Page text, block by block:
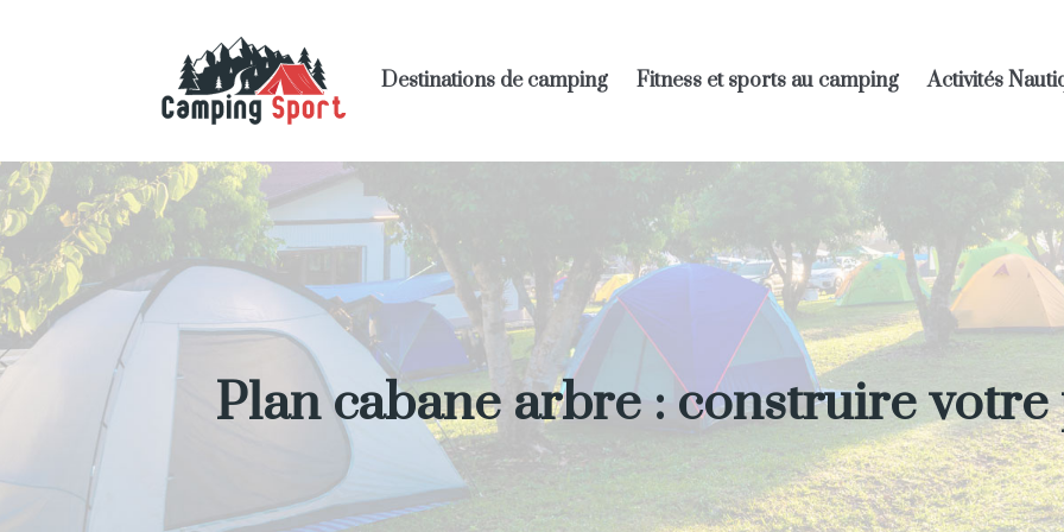
Destinations de camping Fitness et sports au camping Activités
Plan cabane arbre : construire